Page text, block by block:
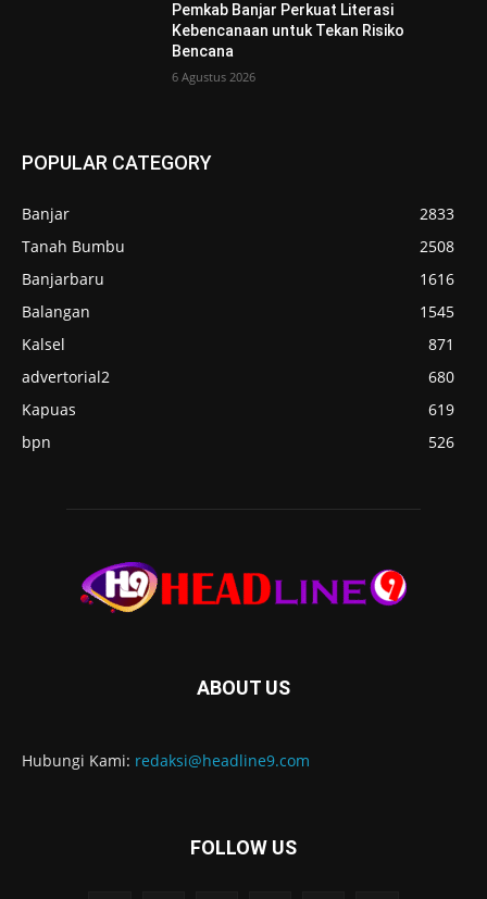
Pemkab Banjar Perkuat Literasi
Kebencanaan untuk Tekan Risiko
Bencana
6 Agustus 2026
POPULAR CATEGORY
Banjar
2833
Tanah Bumbu
2508
Banjarbaru
1616
Balangan
1545
Kalsel
871
advertorial2
680
Kapuas
619
bpn
526
ABOUT US
Hubungi Kami: redaksi@headline9.com
FOLLOW US